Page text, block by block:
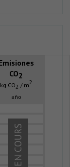
CO2
kg CO2 / m2
año
EN COURS